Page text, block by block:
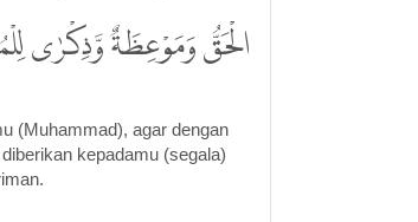
الْحَقُّ وَمَوْعِظَةٌ وَّذِكْرٰى
(Muhammad), agar dengan
kepadamu (segala)